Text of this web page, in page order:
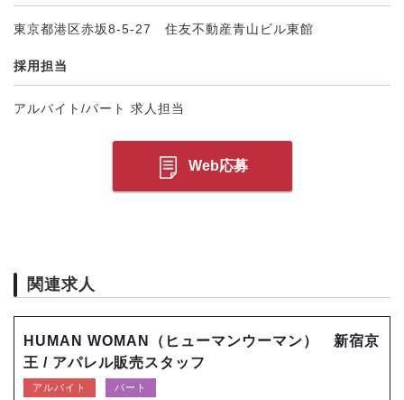
東京都港区赤坂8-5-27 住友不動産青山ビル東館
採用担当
アルバイト/パート 求人担当
Web応募
関連求人
HUMAN WOMAN（ヒューマンウーマン） 新宿京
王 / アパレル販売スタッフ
アルバイト パート